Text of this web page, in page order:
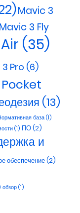
Mavic 3
Mavic 3 Fly
(35)
3 Pro (6)
(13)
база(1)
(1) ПО(2)
и
обеспечение(2)
обзор (1)